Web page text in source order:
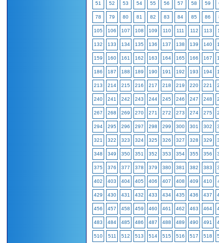
51 52 53 54 55 56 57 58 59
78 79 80 81 82 83 84 85 86
105 106 107 108 109 110 111 112 113
132 133 134 135 136 137 138 139 140
159 160 161 162 163 164 165 166 167
186 187 188 189 190 191 192 193 194
213 214 215 216 217 218 219 220 221
240 241 242 243 244 245 246 247 248
267 268 269 270 271 272 273 274 275
294 295 296 297 298 299 300 301 302
321 322 323 324 325 326 327 328 329
348 349 350 351 352 353 354 355 356
375 376 377 378 379 380 381 382 383
402 403 404 405 406 407 408 409 410
429 430 431 432 433 434 435 436 437
456 457 458 459 460 461 462 463 464
483 484 485 486 487 488 489 490 491
510 511 512 513 514 515 516 517 518